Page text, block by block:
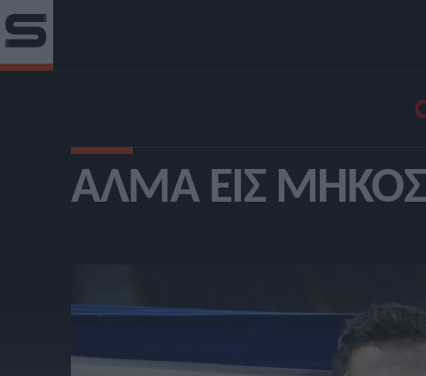
ΆΛΜΑ ΕΙΣ ΜΉΚΟΣ